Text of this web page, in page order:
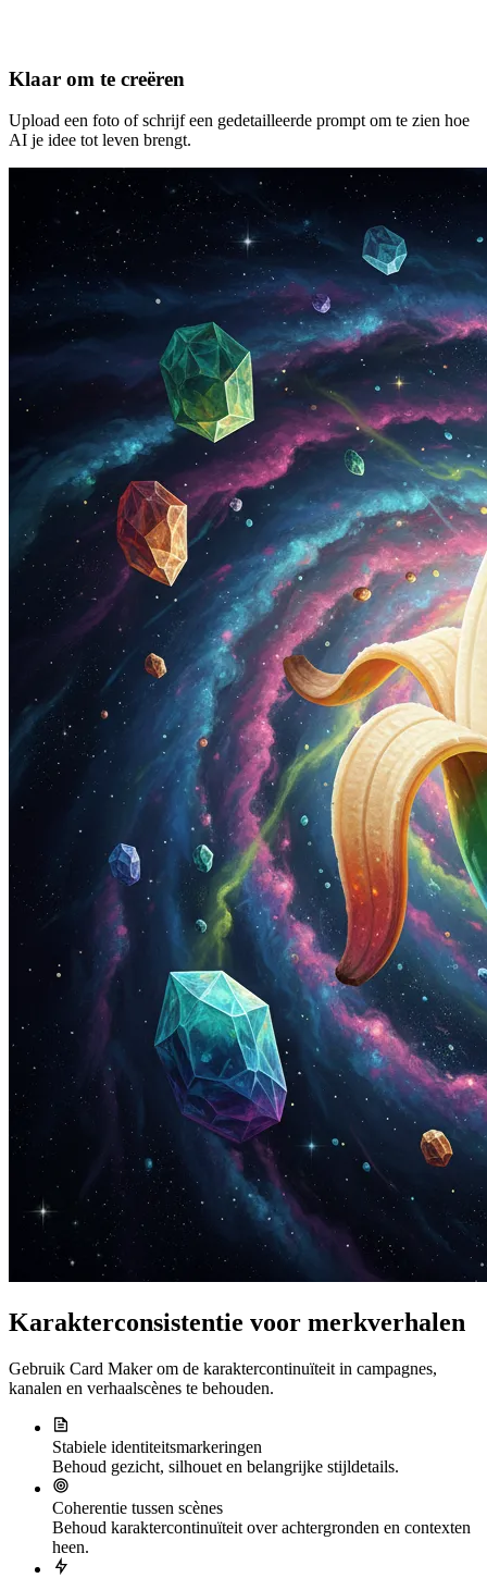
Klaar om te creëren
Upload een foto of schrijf een gedetailleerde prompt om te zien hoe
AI je idee tot leven brengt.
Karakterconsistentie voor merkverhalen
Gebruik Card Maker om de karaktercontinuïteit in campagnes,
kanalen en verhaalscènes te behouden.
Stabiele identiteitsmarkeringen
Behoud gezicht, silhouet en belangrijke stijldetails.
Coherentie tussen scènes
Behoud karaktercontinuïteit over achtergronden en contexten
heen.